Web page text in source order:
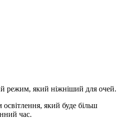
режим, який ніжніший для очей.
який буде більш
час.